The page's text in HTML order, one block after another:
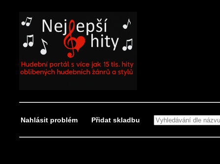
Nahlásit problém Přidat skladbu